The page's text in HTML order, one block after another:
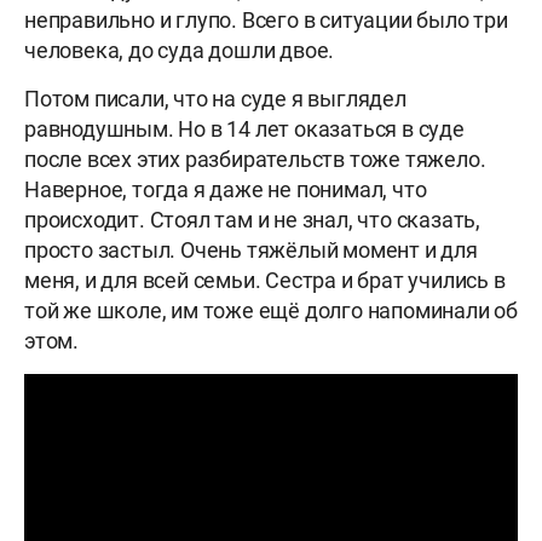
неправильно и глупо. Всего в ситуации было три
человека, до суда дошли двое.
Потом писали, что на суде я выглядел
равнодушным. Но в 14 лет оказаться в суде
после всех этих разбирательств тоже тяжело.
Наверное, тогда я даже не понимал, что
происходит. Стоял там и не знал, что сказать,
просто застыл. Очень тяжёлый момент и для
меня, и для всей семьи. Сестра и брат учились в
той же школе, им тоже ещё долго напоминали об
этом.